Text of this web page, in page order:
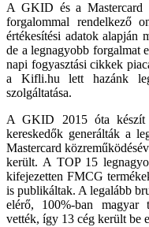
A GKID és a Mastercard
forgalommal rendelkező
értékesítési adatok alapján
de a legnagyobb forgalmat
napi fogyasztási cikkek
a Kifli.hu lett hazánk
szolgáltatása.
A GKID 2015 óta készít
kereskedők generálták a
Mastercard
került. A TOP 15
kifejezetten FMCG
is publikáltak. A legalább
elérő, 100%-ban magyar
vették, így 13 cég került be